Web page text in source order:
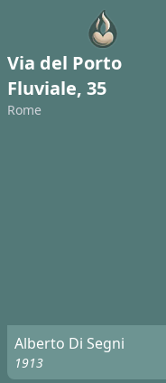
Via del Porto
Fluviale, 35
Rome
Alberto Di Segni
1913